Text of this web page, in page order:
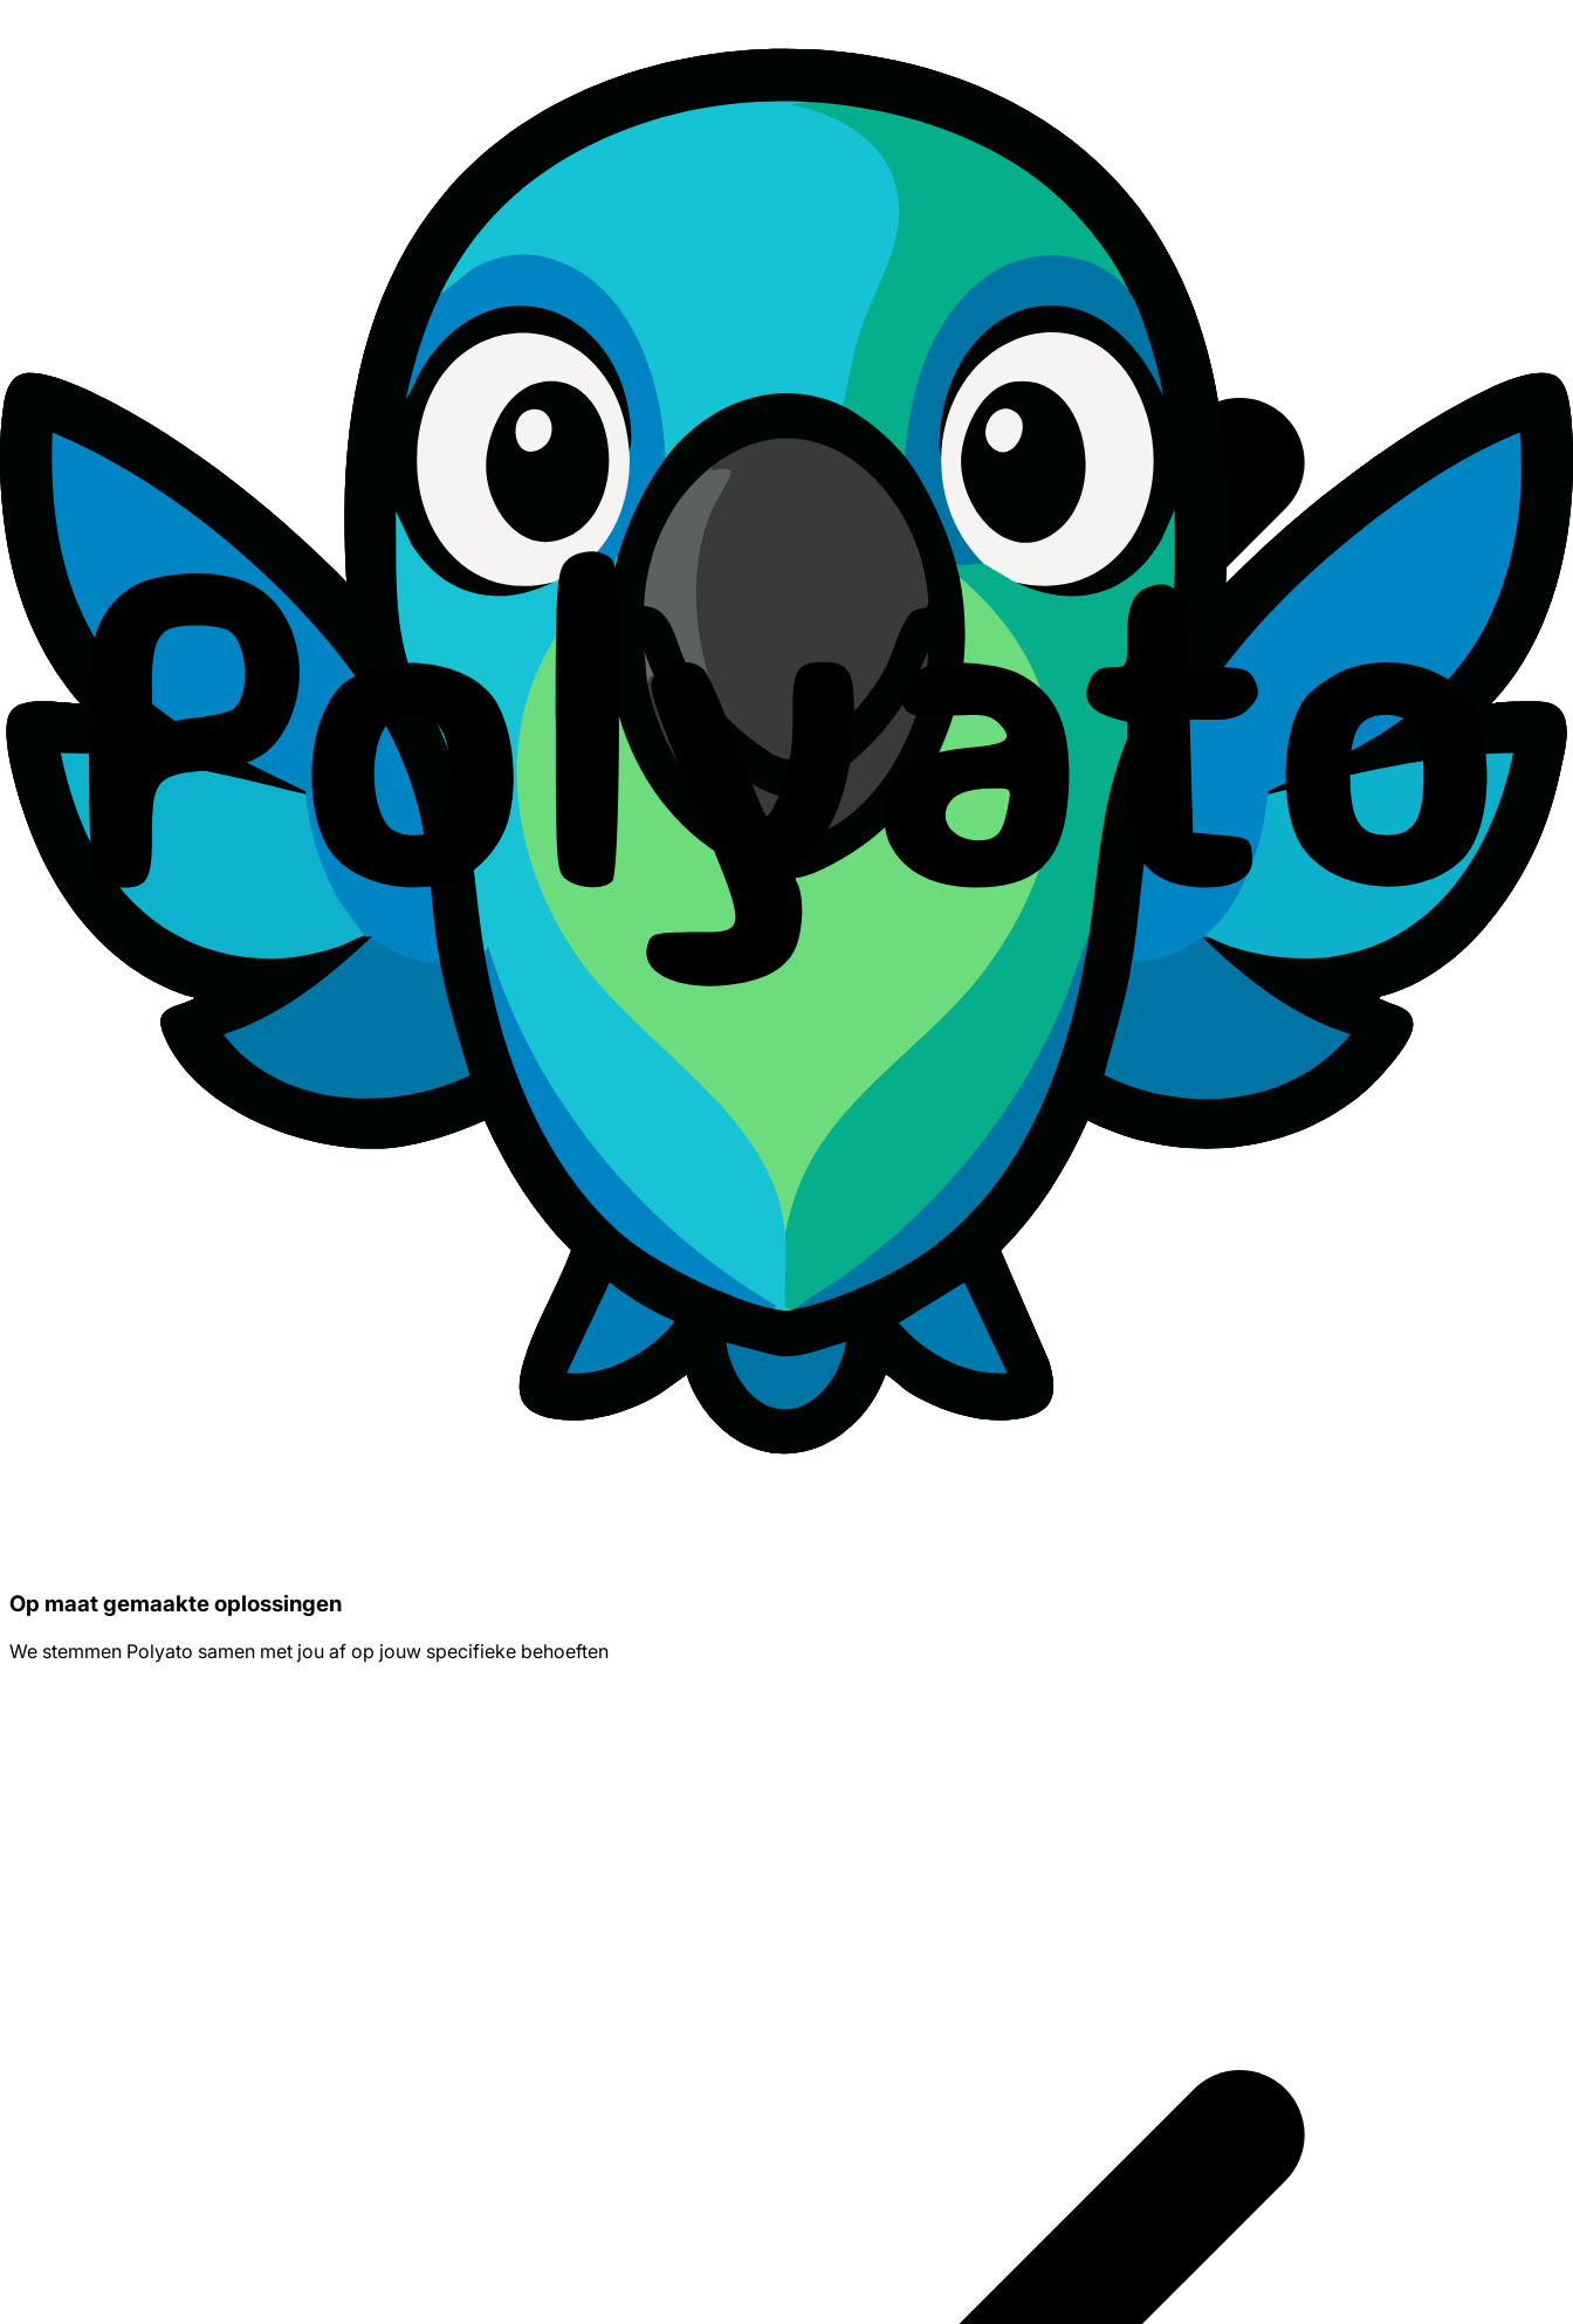
Op maat gemaakte oplossingen
We stemmen Polyato samen met jou af op jouw specifieke behoeften